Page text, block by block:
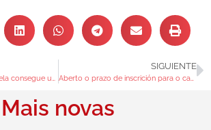
O Concello de Redondela consegue un aforro enerxético dun 40% coa iluminación led dos pavillóns deportivos
SIGUIENTE
Aberto o prazo de inscrición para o campamento municipal Concilia Nadal
Mais novas